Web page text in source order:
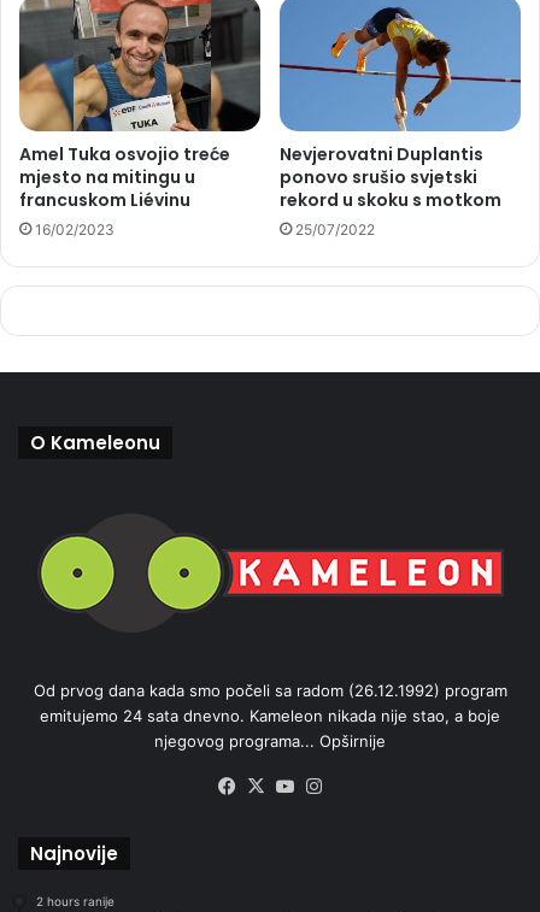
Amel Tuka osvojio treće
mjesto na mitingu u
francuskom Liévinu
16/02/2023
Nevjerovatni Duplantis
ponovo srušio svjetski
rekord u skoku s motkom
25/07/2022
O Kameleonu
Od prvog dana kada smo počeli sa radom (26.12.1992) program
emitujemo 24 sata dnevno. Kameleon nikada nije stao, a boje
njegovog programa... Opširnije
Facebook
X YouTube
Najnovije
2 hours ranije